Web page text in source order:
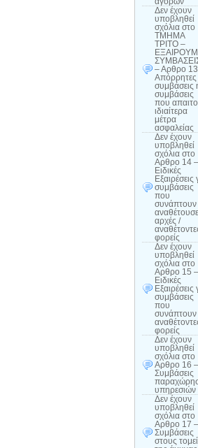
Δεν έχουν
υποβληθεί
σχόλια στο
ΤΜΗΜΑ
ΤΡΙΤΟ –
– Αρθρο
Απόρρητες
συμβάσεις
συμβάσεις
που
ιδιαίτερα
μέτρα
ασφαλείας
Δεν έχουν
υποβληθεί
σχόλια στο
Αρθρο 14 –
Ειδικές
Εξαιρέσεις
συμβάσεις
που
συνάπτουν
αρχές /
φορείς
Δεν έχουν
υποβληθεί
σχόλια στο
Αρθρο 15 –
Ειδικές
Εξαιρέσεις
συμβάσεις
που
συνάπτουν
φορείς
Δεν έχουν
υποβληθεί
σχόλια στο
Αρθρο 16 –
Συμβάσεις
υπηρεσιών
Δεν έχουν
υποβληθεί
σχόλια στο
Αρθρο 17 –
Συμβάσεις
στους